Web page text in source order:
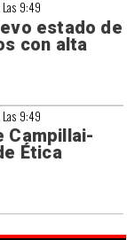
Las 9:49
estado de
con alta
Las 9:49
Campillai-
Ética